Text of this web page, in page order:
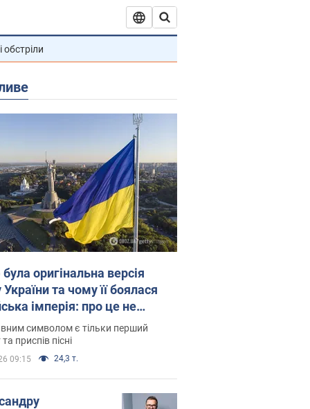
обстріли
оригінальна версія
України та чому її боялася
імперія: про це не
у школі
символом є тільки перший
приспів пісні
09:15 24,3 т.